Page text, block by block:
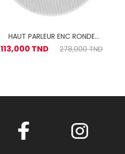
HAUT PARLEUR ENC RONDE
113,000 TND 278,000 TND